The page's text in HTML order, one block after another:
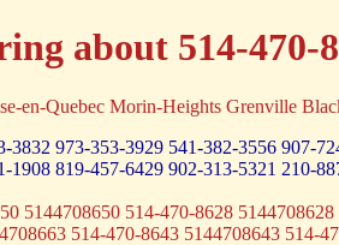
about 514-470-
en-Quebec Morin-Heights Grenville
3832 973-353-3929 541-382-3556 907-
1908 819-457-6429 902-313-5321 210-
5144708650 514-470-8628
514-470-8643 5144708643 514-